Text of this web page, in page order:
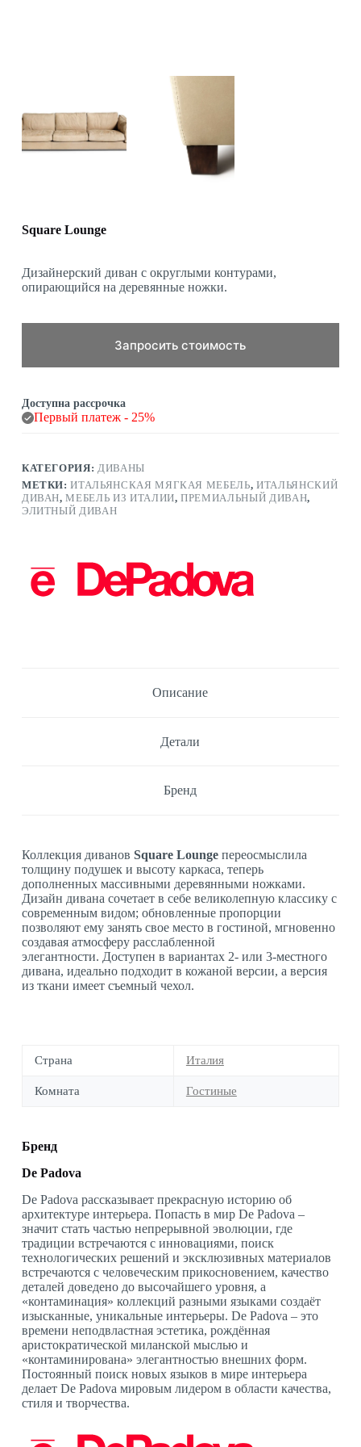
Square Lounge
Дизайнерский диван с округлыми контурами,
опирающийся на деревянные ножки.
Запросить стоимость
Доступна рассрочка
Первый платеж - 25%
КАТЕГОРИЯ:ДИВАНЫ
МЕТКИ:ИТАЛЬЯНСКАЯ МЯГКАЯ МЕБЕЛЬ, ИТАЛЬЯНСКИЙ
ДИВАН,МЕБЕЛЬ ИЗ ИТАЛИИ,ПРЕМИАЛЬНЫЙ ДИВАН,
ЭЛИТНЫЙ ДИВАН
Описание
Детали
Бренд
Коллекция диванов Square Loungeпереосмыслила
толщину подушек и высоту каркаса, теперь
дополненных массивными деревянными ножками.
Дизайн дивана сочетает в себе великолепную классику с
современным видом; обновленные пропорции
позволяют ему занять свое место в гостиной, мгновенно
создавая атмосферу расслабленной
элегантности. Доступен в вариантах 2- или 3-местного
дивана, идеально подходит в кожаной версии, а версия
из ткани имеет съемный чехол.
Страна Италия
Комната Гостиные
Бренд
De Padova
De Padova рассказывает прекрасную историю об
архитектуре интерьера. Попасть в мир De Padova –
значит стать частью непрерывной эволюции, где
традиции встречаются с инновациями, поиск
технологических решений и эксклюзивных материалов
встречаются с человеческим прикосновением, качество
деталей доведено до высочайшего уровня, а
«контаминация» коллекций разными языками создаёт
изысканные, уникальные интерьеры. De Padova – это
времени неподвластная эстетика, рождённая
аристократической миланской мыслью и
«контаминирована» элегантностью внешних форм.
Постоянный поиск новых языков в мире интерьера
делает De Padova мировым лидером в области качества,
стиля и творчества.